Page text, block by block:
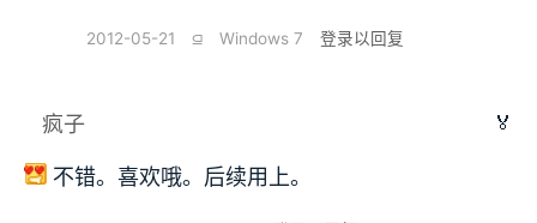
2012-05-21 ⫑ Windows 7 登录以回复
疯子 🏅
不错。喜欢哦。后续用上。